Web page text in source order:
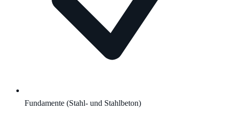
Fundamente (Stahl- und Stahlbeton)